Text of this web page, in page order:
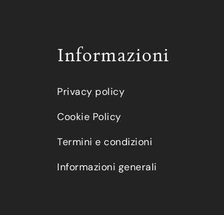
Informazioni
Privacy policy
Cookie Policy
Termini e condizioni
Informazioni generali